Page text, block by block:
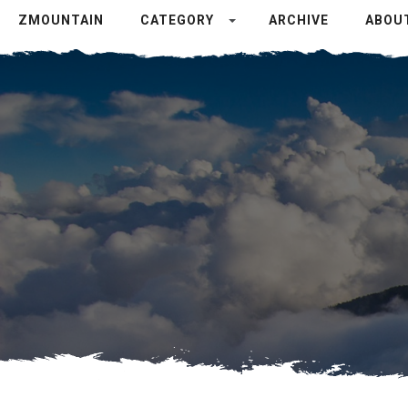
ZMOUNTAIN CATEGORY ARCHIVE